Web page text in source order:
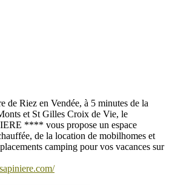
de Riez en Vendée, à 5 minutes de la
et St Gilles Croix de Vie, le
**** vous propose un espace
de la location de mobilhomes et
camping pour vos vacances sur